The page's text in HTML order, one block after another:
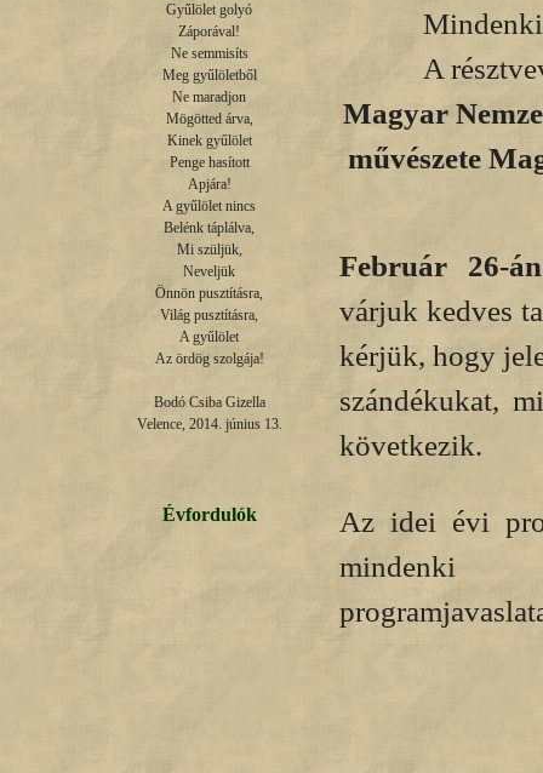
Gyűlölet golyó
Záporával!
Ne semmisíts
Meg gyűlöletből
Ne maradjon
Mögötted árva,
Kinek gyűlölet
Penge hasított
Apjára!
A gyűlölet nincs
Belénk táplálva,
Mi szüljük,
Neveljük
Önnön pusztításra,
Világ pusztításra,
A gyűlölet
Az ördög szolgája!
Bodó Csiba Gizella
Velence, 2014. június 13.
Évfordulók
A
Magyar
művészete
Február 26-
várjuk kedves
kérjük, hogy
szándékukat,
következik.
Az idei évi